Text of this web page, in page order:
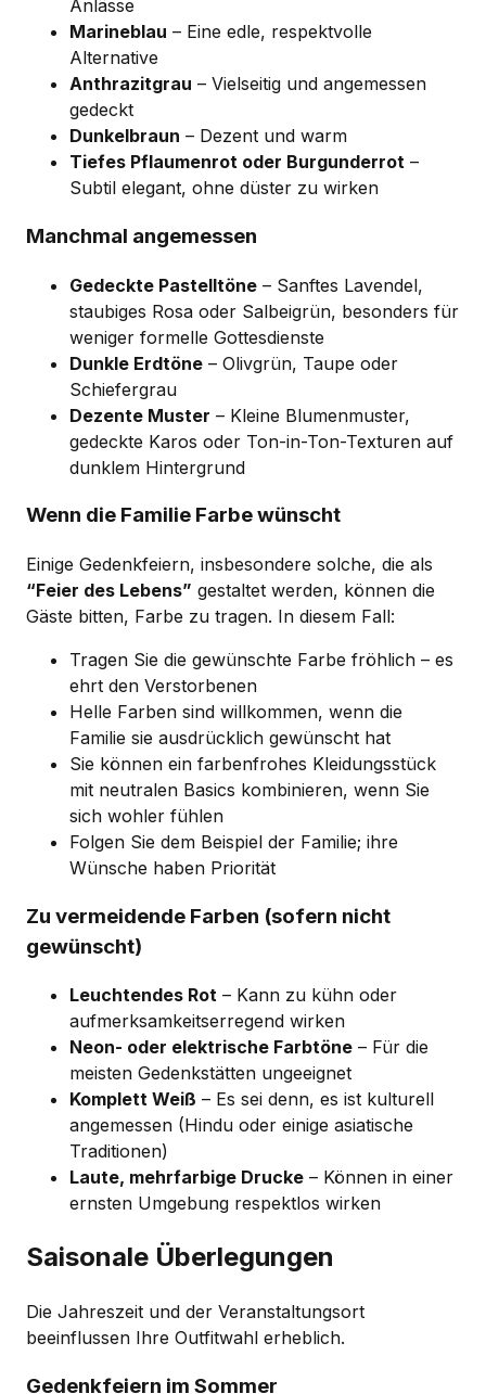
Anlässe
Marineblau – Eine edle, respektvolle
Alternative
Anthrazitgrau – Vielseitig und angemessen
gedeckt
Dunkelbraun – Dezent und warm
Tiefes Pflaumenrot oder Burgunderrot –
Subtil elegant, ohne düster zu wirken
Manchmal angemessen
Gedeckte Pastelltöne – Sanftes Lavendel,
staubiges Rosa oder Salbeigrün, besonders für
weniger formelle Gottesdienste
Dunkle Erdtöne – Olivgrün, Taupe oder
Schiefergrau
Dezente Muster – Kleine Blumenmuster,
gedeckte Karos oder Ton-in-Ton-Texturen auf
dunklem Hintergrund
Wenn die Familie Farbe wünscht
Einige Gedenkfeiern, insbesondere solche, die als
“Feier des Lebens” gestaltet werden, können die
Gäste bitten, Farbe zu tragen. In diesem Fall:
Tragen Sie die gewünschte Farbe fröhlich – es
ehrt den Verstorbenen
Helle Farben sind willkommen, wenn die
Familie sie ausdrücklich gewünscht hat
Sie können ein farbenfrohes Kleidungsstück
mit neutralen Basics kombinieren, wenn Sie
sich wohler fühlen
Folgen Sie dem Beispiel der Familie; ihre
Wünsche haben Priorität
Zu vermeidende Farben (sofern nicht
gewünscht)
Leuchtendes Rot – Kann zu kühn oder
aufmerksamkeitserregend wirken
Neon- oder elektrische Farbtöne – Für die
meisten Gedenkstätten ungeeignet
Komplett Weiß – Es sei denn, es ist kulturell
angemessen (Hindu oder einige asiatische
Traditionen)
Laute, mehrfarbige Drucke – Können in einer
ernsten Umgebung respektlos wirken
Saisonale Überlegungen
Die Jahreszeit und der Veranstaltungsort
beeinflussen Ihre Outfitwahl erheblich.
Gedenkfeiern im Sommer